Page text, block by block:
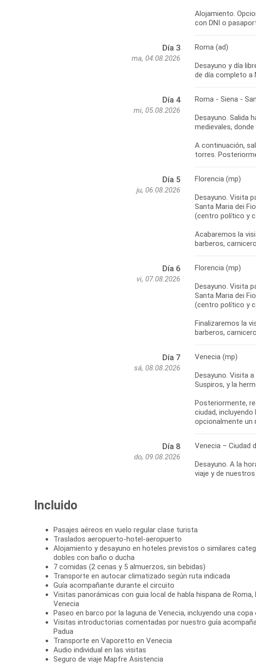
Alojamiento.
Día 3
ma, 04.08.2026
Roma (ad)
Desayuno y día
Día 4
mi, 05.08.2026
Roma - Siena -
Desayuno. Salida
medievales,
A continuación,
Día 5
ju, 06.08.2026
Florencia (mp)
Desayuno. Visita
Santa Maria dei
(centro político y
Acabaremos la
Día 6
vi, 07.08.2026
Florencia (mp)
Desayuno. Visita
Santa Maria dei
(centro político y
Finalizaremos la
Día 7
sá, 08.08.2026
Venecia (mp)
Desayuno. Visita
Suspiros, y la
Posteriormente,
ciudad,
Día 8
do, 09.08.2026
Venecia – Ciudad
Desayuno. A la
Incluido
Pasajes aéreos en vuelo regular clase turista
Traslados aeropuerto-hotel-aeropuerto
Alojamiento y desayuno en hoteles previstos o similares
dobles con baño o ducha
7 comidas (2 cenas y 5 almuerzos, sin bebidas)
Transporte en autocar climatizado según ruta indicada
Guía acompañante durante el circuito
Visitas panorámicas con guia local de habla hispana de Roma,
Venecia
Paseo en barco por la laguna de Venecia, incluyendo una
Visitas introductorias comentadas por nuestro guía
Padua
Transporte en Vaporetto en Venecia
Audio individual en las visitas
Seguro de viaje Mapfre Asistencia